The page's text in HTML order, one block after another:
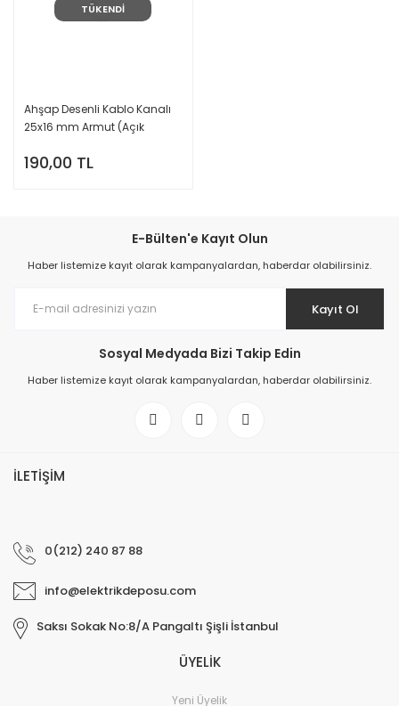
TÜKENDİ
Ahşap Desenli Kablo Kanalı
25x16 mm Armut (Açık
190,00 TL
E-Bülten'e Kayıt Olun
Haber listemize kayıt olarak kampanyalardan, haberdar olabilirsiniz.
Kayıt Ol
Sosyal Medyada Bizi Takip Edin
Haber listemize kayıt olarak kampanyalardan, haberdar olabilirsiniz.
İLETİŞİM
0(212) 240 87 88
info@elektrikdeposu.com
Saksı Sokak No:8/A Pangaltı Şişli İstanbul
ÜYELİK
Yeni Üyelik